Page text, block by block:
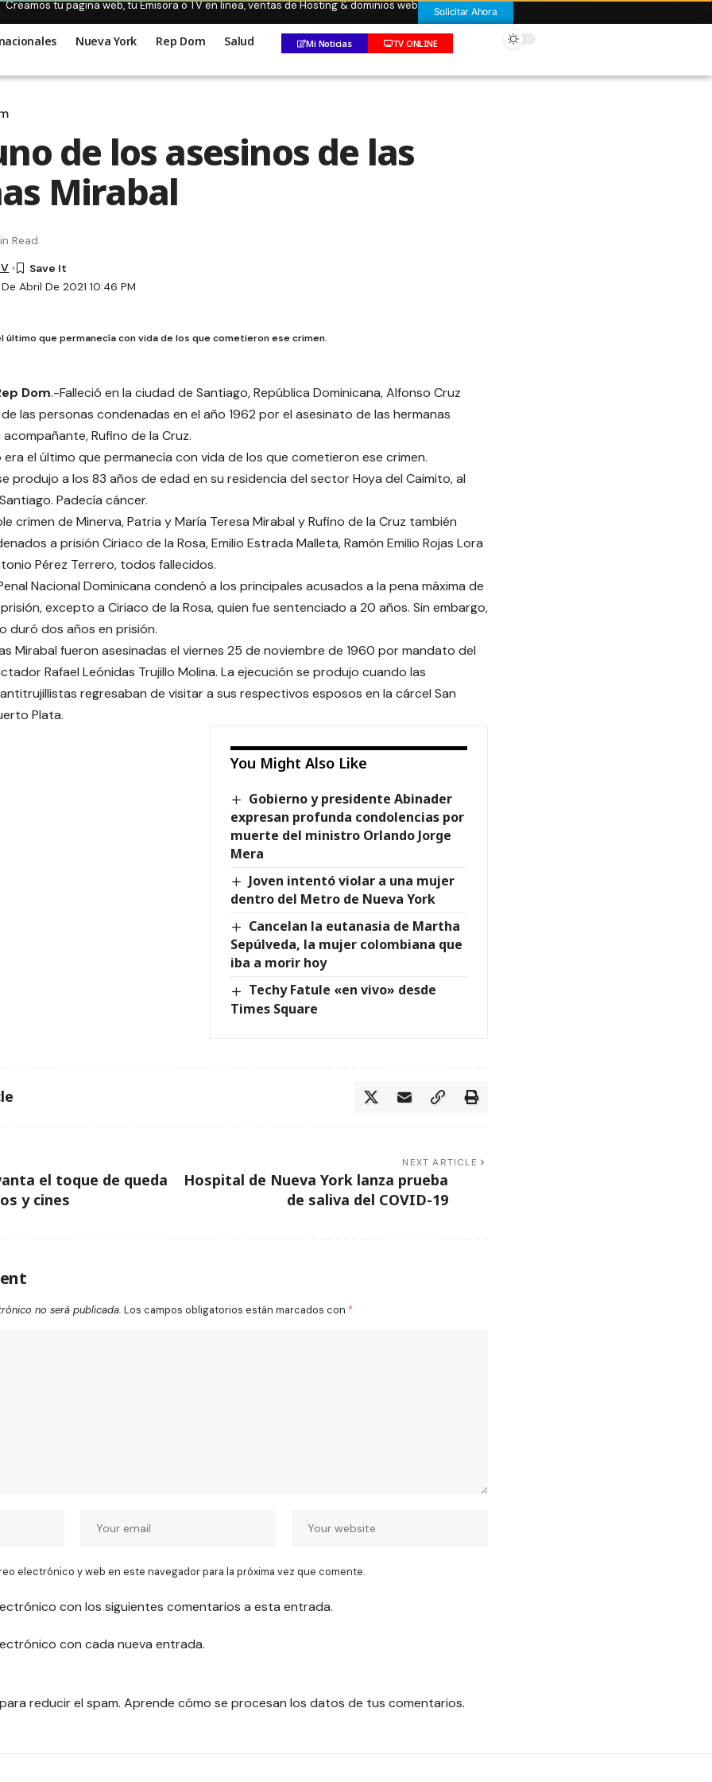
Creamos tu pagina web, tu Emisora o TV en linea, ventas de Hosting & dominios web Solicitar Ahora
Nueva York Rep Dom Salud Mi Noticias TV ONLINE
de los asesinos de las
Mirabal
Abril De 2021 10:46 PM
Read
último que permanecía con vida de los que cometieron ese crimen.
Dom.-Falleció en la ciudad de Santiago, República Dominicana, Alfonso Cruz
las personas condenadas en el año 1962 por el asesinato de las hermanas
Rufino de la Cruz.
era el último que permanecía con vida de los que cometieron ese crimen.
produjo a los 83 años de edad en su residencia del sector Hoya del Caimito, al
Padecía cáncer.
crimen de Minerva, Patria y María Teresa Mirabal y Rufino de la Cruz también
a prisión Ciriaco de la Rosa, Emilio Estrada Malleta, Ramón Emilio Rojas Lora
Pérez Terrero, todos fallecidos.
Nacional Dominicana condenó a los principales acusados a la pena máxima de
excepto a Ciriaco de la Rosa, quien fue sentenciado a 20 años. Sin embargo,
duró dos años en prisión.
Mirabal fueron asesinadas el viernes 25 de noviembre de 1960 por mandato del
Rafael Leónidas Trujillo Molina. La ejecución se produjo cuando las
regresaban de visitar a sus respectivos esposos en la cárcel San
Plata.
You Might Also Like
Gobierno y presidente Abinader
expresan profunda condolencias por
muerte del ministro Orlando Jorge
Mera
Joven intentó violar a una mujer
dentro del Metro de Nueva York
Cancelan la eutanasia de Martha
Sepúlveda, la mujer colombiana que
iba a morir hoy
Techy Fatule «en vivo» desde
Times Square
el toque de queda
y cines
NEXT ARTICLE
Hospital de Nueva York lanza prueba
de saliva del COVID-19
no será publicada. Los campos obligatorios están marcados con *
electrónico y web en este navegador para la próxima vez que comente.
con los siguientes comentarios a esta entrada.
con cada nueva entrada.
reducir el spam. Aprende cómo se procesan los datos de tus comentarios.